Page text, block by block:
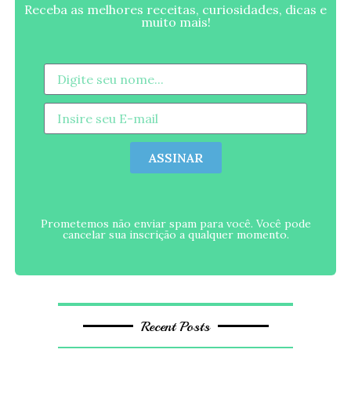
Receba as melhores receitas, curiosidades, dicas e
muito mais!
ASSINAR
Prometemos não enviar spam para você. Você pode
cancelar sua inscrição a qualquer momento.
Recent Posts